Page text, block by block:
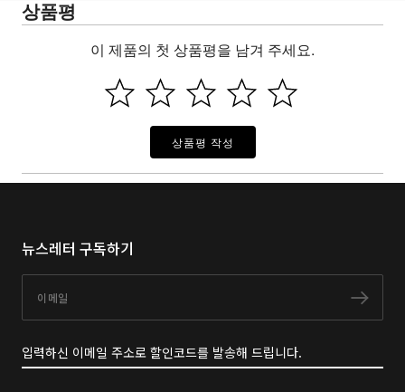
상품평
이 제품의 첫 상품평을 남겨 주세요.
상품평 작성
뉴스레터 구독하기
구독
입력하신 이메일 주소로 할인코드를 발송해 드립니다.